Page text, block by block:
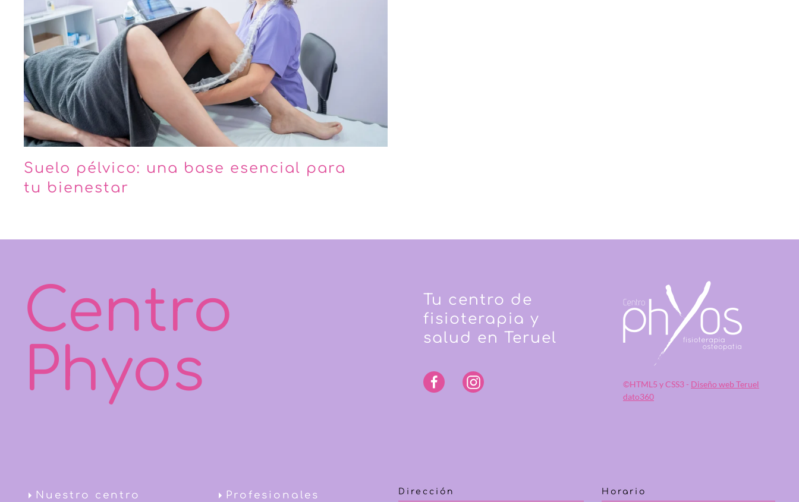
Suelo pélvico: una base esencial para
tu bienestar
Centro
Phyos
Tu centro de
fisioterapia y
salud en Teruel
©HTML5 y CSS3 - Diseño web Teruel
dato360
Nuestro centro Profesionales Dirección Horario